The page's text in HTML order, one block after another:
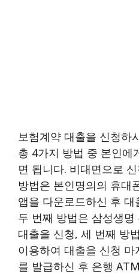
보험계약 대출을 신청하
총 4가지 방법 중 본인에
면 됩니다. 비대면으로
방법은 본인명의의 휴대
앱을 다운로드하신 후
두 번째 방법은 삼성생
대출을 신청, 세 번째 방
이용하여 대출을 신청
를 발급하신 후 은행